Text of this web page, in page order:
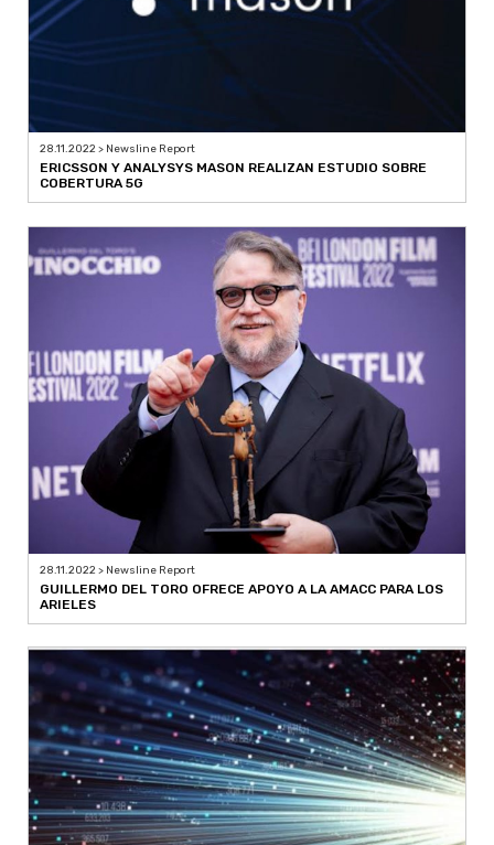
28.11.2022 > Newsline Report
ERICSSON Y ANALYSYS MASON REALIZAN ESTUDIO SOBRE
COBERTURA 5G
28.11.2022 > Newsline Report
GUILLERMO DEL TORO OFRECE APOYO A LA AMACC PARA LOS
ARIELES